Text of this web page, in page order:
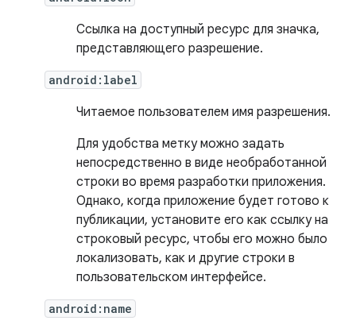
Ссылка на доступный ресурс для значка,
представляющего разрешение.
android:label
Читаемое пользователем имя разрешения.
Для удобства метку можно задать
непосредственно в виде необработанной
строки во время разработки приложения.
Однако, когда приложение будет готово к
публикации, установите его как ссылку на
строковый ресурс, чтобы его можно было
локализовать, как и другие строки в
пользовательском интерфейсе.
android:name